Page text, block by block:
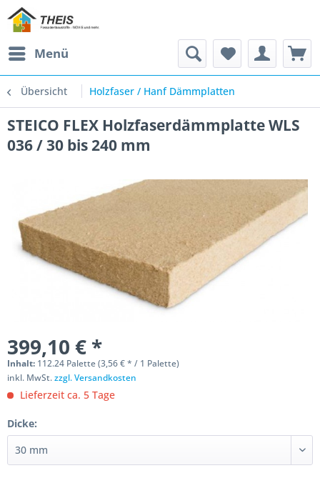
Menü
Übersicht Holzfaser / Hanf Dämmplatten
STEICO FLEX Holzfaserdämmplatte WLS
036 / 30 bis 240 mm
399,10 € *
Inhalt: 112.24 Palette (3,56 € * / 1 Palette)
inkl. MwSt.zzgl. Versandkosten
Lieferzeit ca. 5 Tage
Dicke: